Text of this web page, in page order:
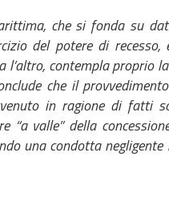
che si fonda su
del potere di
contempla proprio
che il
in ragione di fatti
valle” della
una condotta